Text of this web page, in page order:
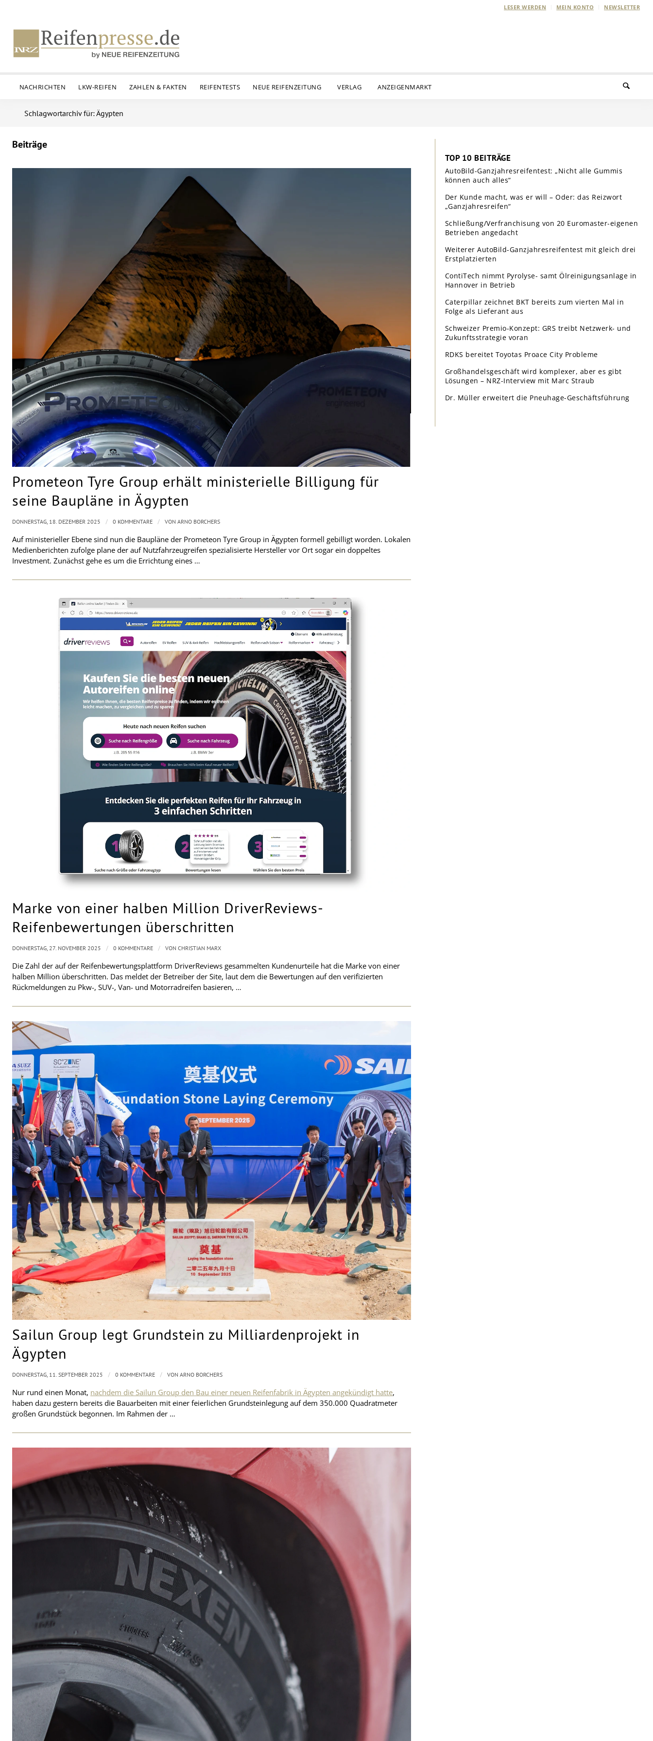
LESER WERDEN MEIN KONTO NEWSLETTER
NACHRICHTEN LKW-REIFEN ZAHLEN & FAKTEN REIFENTESTS NEUE REIFENZEITUNG VERLAG ANZEIGENMARKT
Schlagwortarchiv für: Ägypten
Beiträge
Prometeon Tyre Group erhält ministerielle Billigung für
seine Baupläne in Ägypten
Auf ministerieller Ebene sind nun die Baupläne der Prometeon Tyre Group in Ägypten formell gebilligt worden. Lokalen
Medienberichten zufolge plane der auf Nutzfahrzeugreifen spezialisierte Hersteller vor Ort sogar ein doppeltes
Investment. Zunächst gehe es um die Errichtung eines …
DONNERSTAG, 18. DEZEMBER 2025 / 0 KOMMENTARE / VON ARNO BORCHERS
Marke von einer halben Million DriverReviews-
Reifenbewertungen überschritten
Die Zahl der auf der Reifenbewertungsplattform DriverReviews gesammelten Kundenurteile hat die Marke von einer
halben Million überschritten. Das meldet der Betreiber der Site, laut dem die Bewertungen auf den verifizierten
Rückmeldungen zu Pkw-, SUV-, Van- und Motorradreifen basieren, …
DONNERSTAG, 27. NOVEMBER 2025 / 0 KOMMENTARE / VON CHRISTIAN MARX
Sailun Group legt Grundstein zu Milliardenprojekt in
Ägypten
Nur rund einen Monat, nachdem die Sailun Group den Bau einer neuen Reifenfabrik in Ägypten angekündigt hatte,
haben dazu gestern bereits die Bauarbeiten mit einer feierlichen Grundsteinlegung auf dem 350.000 Quadratmeter
großen Grundstück begonnen. Im Rahmen der …
DONNERSTAG, 11. SEPTEMBER 2025 / 0 KOMMENTARE / VON ARNO BORCHERS
TOP 10 BEITRÄGE
AutoBild-Ganzjahresreifentest: „Nicht alle Gummis
können auch alles“
Der Kunde macht, was er will – Oder: das Reizwort
„Ganzjahresreifen“
Schließung/Verfranchisung von 20 Euromaster-eigenen
Betrieben angedacht
Weiterer AutoBild-Ganzjahresreifentest mit gleich drei
Erstplatzierten
ContiTech nimmt Pyrolyse- samt Ölreinigungsanlage in
Hannover in Betrieb
Caterpillar zeichnet BKT bereits zum vierten Mal in
Folge als Lieferant aus
Schweizer Premio-Konzept: GRS treibt Netzwerk- und
Zukunftsstrategie voran
RDKS bereitet Toyotas Proace City Probleme
Großhandelsgeschäft wird komplexer, aber es gibt
Lösungen – NRZ-Interview mit Marc Straub
Dr. Müller erweitert die Pneuhage-Geschäftsführung